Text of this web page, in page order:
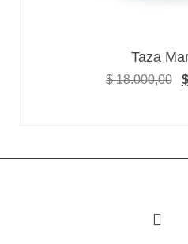
Taza
$18.000,00 $